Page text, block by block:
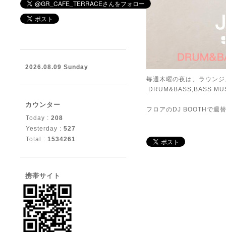
毎週木曜の夜は、ラウン
DRUM&BASS,BASS
フロアのDJ BOOTHで週
2026.08.09 Sunday
カウンター
Today : 208
Yesterday : 527
Total : 1534261
携帯サイト